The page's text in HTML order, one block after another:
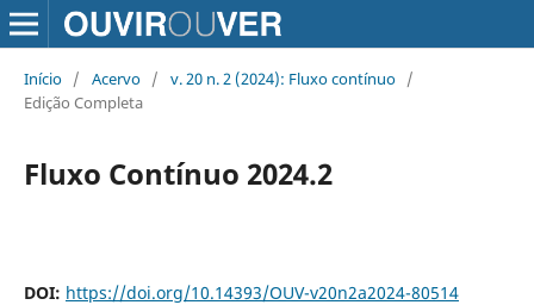
Início / Acervo / v. 20 n. 2 (2024): Fluxo contínuo /
Edição Completa
Fluxo Contínuo 2024.2
DOI: https://doi.org/10.14393/OUV-v20n2a2024-80514